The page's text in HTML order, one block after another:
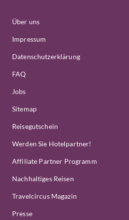
Über uns
Impressum
Datenschutzerklärung
FAQ
Jobs
Sitemap
Reisegutschein
Werden Sie Hotelpartner!
Affiliate Partner Programm
Nachhaltiges Reisen
Travelcircus Magazin
Presse